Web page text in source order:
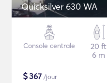
Quicksilver 630 WA
Console centrale
20 ft
6 m
$367 /jour